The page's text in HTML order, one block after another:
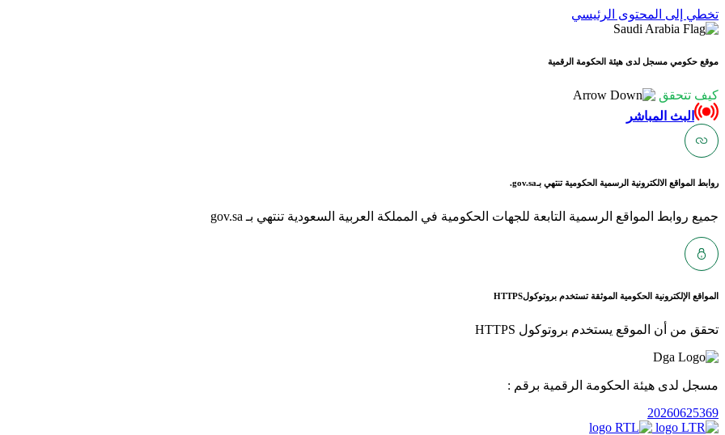
تخطي إلى المحتوى الرئيسي
موقع حكومي مسجل لدى هيئة الحكومة الرقمية
كيف تتحقق
البث المباشر
روابط المواقع الالكترونية الرسمية الحكومية تنتهي بـgov.sa.
جميع روابط المواقع الرسمية التابعة للجهات الحكومية في المملكة العربية السعودية تنتهي بـ gov.sa
المواقع الإلكترونية الحكومية الموثقة تستخدم بروتوكولHTTPS
تحقق من أن الموقع يستخدم بروتوكول HTTPS
مسجل لدى هيئة الحكومة الرقمية برقم :
20260625369